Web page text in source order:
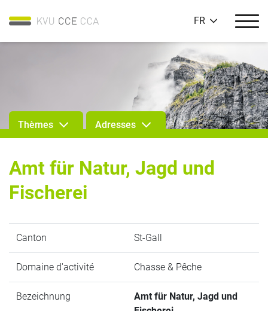
FR
Thèmes Adresses
Amt für Natur, Jagd und
Fischerei
Canton St-Gall
Domaine d'activité Chasse & Pêche
Bezeichnung
Amt für Natur, Jagd und